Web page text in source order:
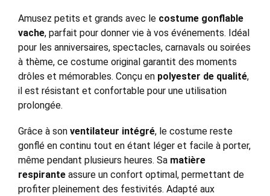
Amusez petits et grands avec le costume gonflable
vache, parfait pour donner vie à vos événements. Idéal
pour les anniversaires, spectacles, carnavals ou soirées
à thème, ce costume original garantit des moments
drôles et mémorables. Conçu en polyester de qualité,
il est résistant et confortable pour une utilisation
prolongée.
Grâce à son ventilateur intégré, le costume reste
gonflé en continu tout en étant léger et facile à porter,
même pendant plusieurs heures. Sa matière
respirante assure un confort optimal, permettant de
profiter pleinement des festivités. Adapté aux